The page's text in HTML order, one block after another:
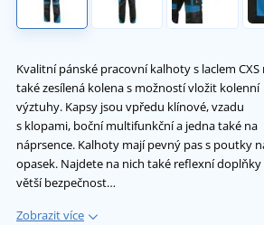
Kvalitní pánské pracovní kalhoty s laclem CXS
také zesílená kolena s možností vložit kolenní
výztuhy. Kapsy jsou vpředu klínové, vzadu
s klopami, boční multifunkční a jedna také na
náprsence. Kalhoty mají pevný pas s poutky
opasek. Najdete na nich také reflexní doplňky
větší bezpečnost…
Zobrazit více